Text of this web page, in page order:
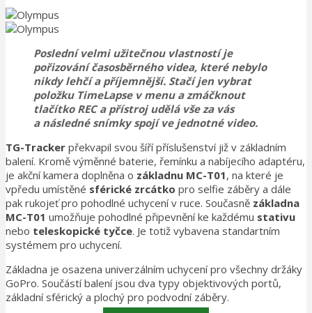
Poslední velmi užitečnou vlastností je
pořizováníčasosběrného videa, které nebylo
nikdy lehčí a příjemnější. Stačí jen vybrat
položku TimeLapsev menu a zmáčknout
tlačítko REC a přístroj udělá vše za vás
a následné snímky spojí ve jednotné video.
TG-Tracker překvapil svou šíří příslušenství již v základním
balení. Kromě výměnné baterie, řemínku a nabíjecího adaptéru,
je akční kamera doplněna o základnu MC-T01, na které je
vpředu umístěné sférické zrcátko pro selfie záběry a dále
pak rukojeť pro pohodlné uchycení v ruce. Současně základna
MC-T01 umožňuje pohodlné připevnění ke každému stativu
nebo teleskopické tyčce. Je totiž vybavena standartním
systémem pro uchycení.
Základna je osazena univerzálním uchycení pro všechny držáky
GoPro. Součástí balení jsou dva typy objektivových portů,
základní sférický a plochý pro podvodní záběry.